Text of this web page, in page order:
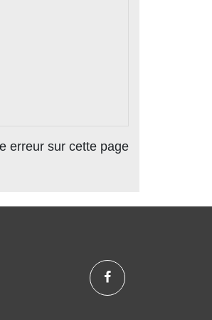
erreur sur cette page